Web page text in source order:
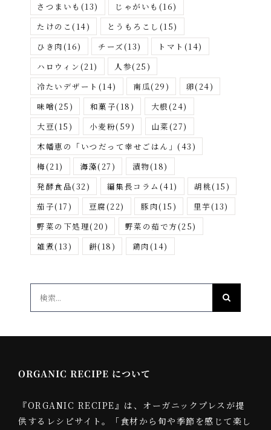
さつまいも (13) じゃがいも (16)
たけのこ(14) とうもろこし (15)
ひき肉(16) チーズ(13) トマト (14)
ハロウィン(21) 人参(25)
冷たいデザート (14) 南瓜(29) 卵(24)
味噌(25) 和菓子(18) 大根(24)
大豆(15) 小麦粉(59) 山菜(27)
木幡恵の「いつだって幸せごはん」 (43)
梅(21) 海藻(27) 漬物(18)
発酵食品(32) 編集長コラム (41) 胡桃(15)
茄子(17) 豆腐(22) 豚肉(15) 里芋(13)
野菜の下処理(20) 野菜の茹で方(25)
雑煮(13) 餅(18) 鶏肉(14)
ORGANIC RECIPE について
『ORGANIC RECIPE』は、オーガニックプレスが提
供するレシピサイト。「食材から旬や季節を感じて楽し